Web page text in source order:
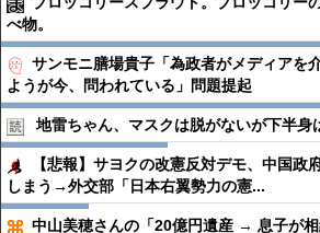
べ物。
サンモニ膳場貴子「為政者がメディアを
ようが今、問われている」問題提起
地雷ちゃん、マスクは脱がないが下半身
【悲報】サヨクの改憲反対デモ、中国政
しまう→外交部「日本右翼勢力の憲...
中山美穂さんの「20億円遺産 → 息子が